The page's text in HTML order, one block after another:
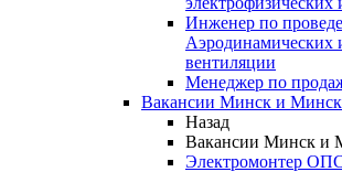
Инженер по
Аэродинамических
вентиляции
Менеджер по
Вакансии Минск и
Назад
Вакансии Минск и
Электромонтер